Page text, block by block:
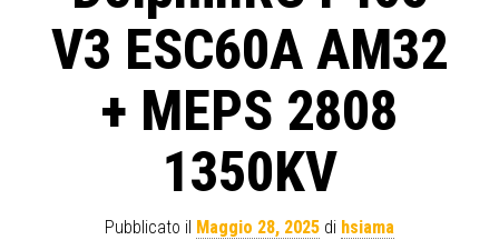
V3 ESC60A AM32
+ MEPS 2808
1350KV
Pubblicato il Maggio 28, 2025 di hsiama